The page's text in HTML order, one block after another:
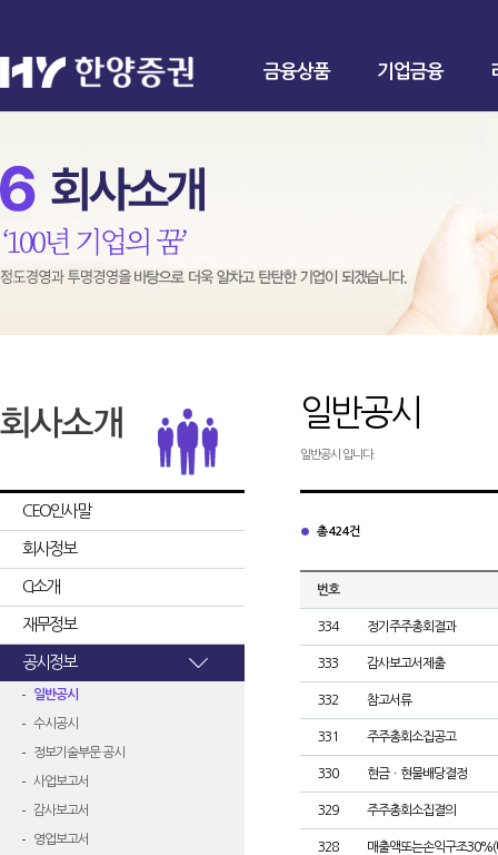
금융상품 기업금융
CEO인사말
회사정보
CI소개
재무정보
공시정보
일반공시
수시공시
정보기술부문 공시
사업보고서
감사보고서
영업보고서
일반공시
일반공시 입니다.
총 424건
번호
334 정기주주총회결과
333 감사보고서제출
332 참고서류
331 주주총회소집공고
330 현금ㆍ현물배당결정
329 주주총회소집결의
328 매출액또는손익구조